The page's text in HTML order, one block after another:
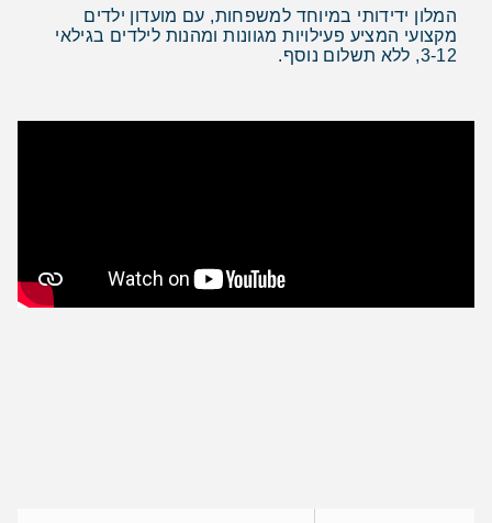
המלון ידידותי במיוחד למשפחות, עם מועדון ילדים
מקצועי המציע פעילויות מגוונות ומהנות לילדים בגילאי
3-12, ללא תשלום נוסף.